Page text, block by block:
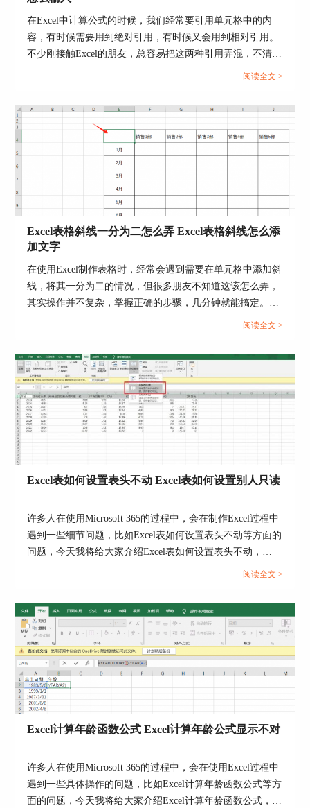
1.触发器动画制作完成后，在ppt主界面并不能预
览，需要在幻灯片放映中才能触发动画播放，点
击“幻灯片放映”-“从头开始”，进入幻灯片播放界
2.在幻灯片播放界面，点击中间的小圆即可触发动
画播放，再次点击小圆即可停止动画播放。
三、ppt中如何通过触发器控制视频播放
通过触发器可以制作动画，同样的通过触发器也可
以控制视频的播放，具体操作如下。
1.在ppt中插入一个视频文件和触发器图片，选中视
频文件，点击“动画”选项，在其下选择“播放”动画
效果，选择成功后会在视频左上角有一个小1的标
志。
2.选中视频文件，点击“触发”按钮，在其内选择“通
过单击”-“图片11”，完成以上操作就完成了触发器
在Excel中计算公式的时候，我们经常要引用单元格中的内
容，有时候需要用到绝对引用，有时候又会用到相对引用。
不少刚接触Excel的朋友，总容易把这两种引用弄混，不清楚
该在什么情况下使用绝对引用或者相对引用。那么今天我们
Excel中绝对引用怎么输入的相关内容。...
阅读全文 >
Excel表格斜线一分为二怎么弄 Excel表格斜线怎么添
加文字
在使用Excel制作表格时，经常会遇到需要在单元格中添加斜
线，将其一分为二的情况，但很多朋友不知道这该怎么弄，
其实操作并不复杂，掌握正确的步骤，几分钟就能搞定。下
面就为大家详细介绍Excel表格斜线一分为二怎么弄，Excel
阅读全文 >
Excel表如何设置表头不动 Excel表如何设置别人只读
许多人在使用Microsoft 365的过程中，会在制作Excel过程中
遇到一些细节问题，比如Excel表如何设置表头不动等方面的
问题，今天我将给大家介绍Excel表如何设置表头不动，
Excel表如何设置别人只读的操作过程，以便大家更加熟练地
阅读全文 >
Excel计算年龄函数公式 Excel计算年龄公式显示不对
许多人在使用Microsoft 365的过程中，会在使用Excel过程中
遇到一些具体操作的问题，比如Excel计算年龄函数公式等方
面的问题，今天我将给大家介绍Excel计算年龄函数公式，